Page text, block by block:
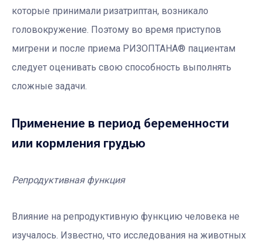
которые принимали ризатриптан, возникало
головокружение. Поэтому во время приступов
мигрени и после приема РИЗОПТАНА® пациентам
следует оценивать свою способность выполнять
сложные задачи.
Применение в период беременности
или кормления грудью
Репродуктивная функция
Влияние на репродуктивную функцию человека не
изучалось. Известно, что исследования на животных